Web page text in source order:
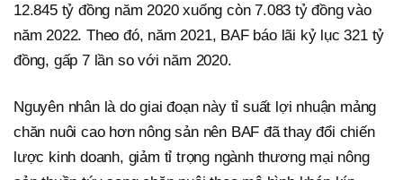
12.845 tỷ đồng năm 2020 xuống còn 7.083 tỷ đồng vào
năm 2022. Theo đó, năm 2021, BAF báo lãi kỷ lục 321 tỷ
đồng, gấp 7 lần so với năm 2020.
Nguyên nhân là do giai đoạn này tỉ suất lợi nhuận mảng
chăn nuôi cao hơn nông sản nên BAF đã thay đổi chiến
lược kinh doanh, giảm tỉ trọng ngành thương mại nông